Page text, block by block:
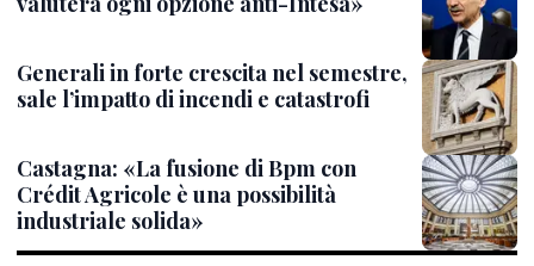
Generali in forte crescita nel semestre,
sale l’impatto di incendi e catastrofi
Castagna: «La fusione di Bpm con
Crédit Agricole è una possibilità
industriale solida»